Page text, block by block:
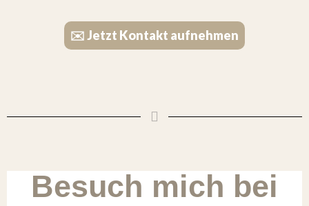
✉️ Jetzt Kontakt aufnehmen
Besuch mich bei